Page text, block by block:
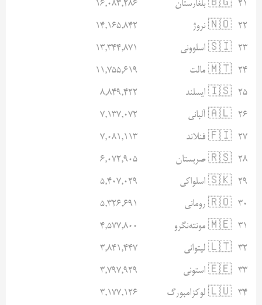
۲۱ 🇧🇬 بلغارستان
۱۶,۰۸۳,۲۸۶
۲۲ 🇳🇴 نروژ
۱۴,۱۶۵,۸۴۲
۲۳ 🇸🇮 اسلوونی
۱۳,۳۴۴,۸۷۱
۲۴ 🇲🇹 مالت
۱۱,۷۵۵,۶۱۹
۲۵ 🇮🇸 ایسلند
۸,۸۴۹,۴۲۲
۲۶ 🇦🇱 آلبانی
۷,۱۳۷,۰۷۲
۲۷ 🇫🇮 فنلاند
۷,۰۸۱,۱۱۳
۲۸ 🇷🇸 صربستان
۶,۰۷۲,۹۰۵
۲۹ 🇸🇰 اسلواکی
۵,۴۰۷,۰۲۹
۳۰ 🇷🇴 رومانی
۵,۳۲۶,۶۹۱
۳۱ 🇲🇪 مونته‌نگرو
۴,۵۷۷,۸۰۰
۳۲ 🇱🇹 لیتوانی
۳,۸۴۱,۴۴۷
۳۳ 🇪🇪 استونی
۳,۷۹۷,۹۲۹
۳۴ 🇱🇺 لوکزامبورگ ۳,۱۷۷,۱۲۶